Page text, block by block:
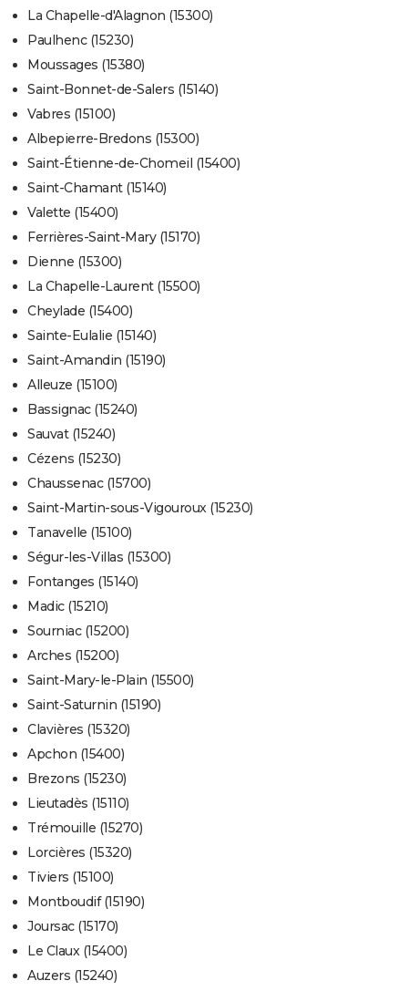
La Chapelle-d'Alagnon (15300)
Paulhenc (15230)
Moussages (15380)
Saint-Bonnet-de-Salers (15140)
Vabres (15100)
Albepierre-Bredons (15300)
Saint-Étienne-de-Chomeil (15400)
Saint-Chamant (15140)
Valette (15400)
Ferrières-Saint-Mary (15170)
Dienne (15300)
La Chapelle-Laurent (15500)
Cheylade (15400)
Sainte-Eulalie (15140)
Saint-Amandin (15190)
Alleuze (15100)
Bassignac (15240)
Sauvat (15240)
Cézens (15230)
Chaussenac (15700)
Saint-Martin-sous-Vigouroux (15230)
Tanavelle (15100)
Ségur-les-Villas (15300)
Fontanges (15140)
Madic (15210)
Sourniac (15200)
Arches (15200)
Saint-Mary-le-Plain (15500)
Saint-Saturnin (15190)
Clavières (15320)
Apchon (15400)
Brezons (15230)
Lieutadès (15110)
Trémouille (15270)
Lorcières (15320)
Tiviers (15100)
Montboudif (15190)
Joursac (15170)
Le Claux (15400)
Auzers (15240)